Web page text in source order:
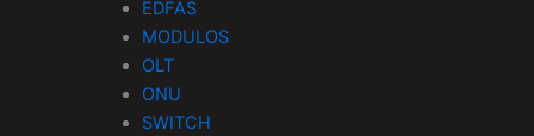
EDFAS
MODULOS
OLT
ONU
SWITCH